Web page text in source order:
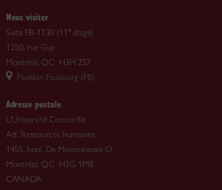
Nous visiter
Suite FB-1130 (11 eétage)
1250, rue Guy
Montréal, QC H3H 2S7
Pavillon Faubourg (FB)
Adresse postale
L'Université Concordia
Att. Ressources humaines
1455, boul. De Maisonneuve O.
Montréal, QC H3G 1M8
CANADA